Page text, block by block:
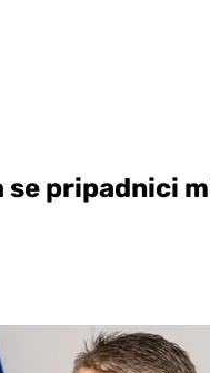
se pripadnici